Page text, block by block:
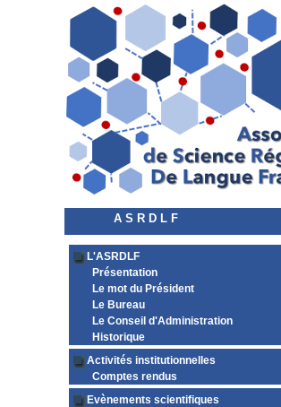
A S R D L F
L'ASRDLF
Présentation
Le mot du Président
Le Bureau
Le Conseil d'Administration
Historique
Activités institutionnelles
Comptes rendus
Evènements scientifiques